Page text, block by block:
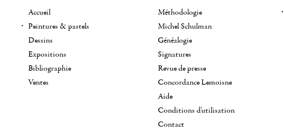
Accueil
Peintures & pastels
Dessins
Expositions
Bibliographie
Ventes
Méthodologie
Michel Schulman
Généalogie
Signatures
Revue de presse
Concordance Lemoisne
Aide
Conditions d'utilisation
Contact